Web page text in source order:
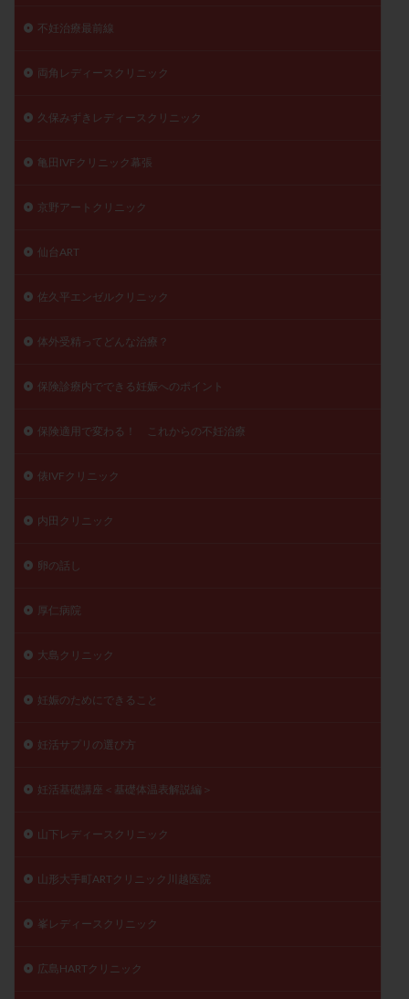
不妊治療最前線
両角レディースクリニック
久保みずきレディースクリニック
亀田IVFクリニック幕張
京野アートクリニック
仙台ART
佐久平エンゼルクリニック
体外受精ってどんな治療？
保険診療内でできる妊娠へのポイント
保険適用で変わる！ これからの不妊治療
俵IVFクリニック
内田クリニック
卵の話し
厚仁病院
大島クリニック
妊娠のためにできること
妊活サプリの選び方
妊活基礎講座＜基礎体温表解説編＞
山下レディースクリニック
山形大手町ARTクリニック川越医院
峯レディースクリニック
広島HARTクリニック